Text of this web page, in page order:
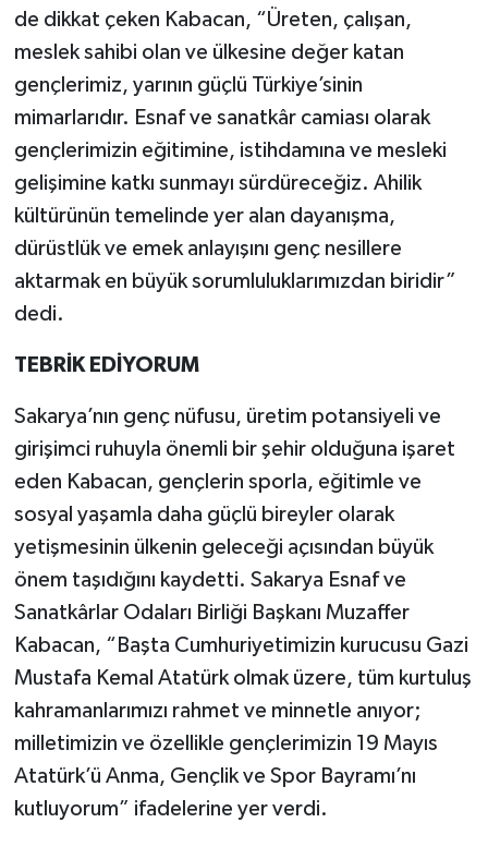
de dikkat çeken Kabacan, “Üreten, çalışan,
meslek sahibi olan ve ülkesine değer katan
gençlerimiz, yarının güçlü Türkiye’sinin
mimarlarıdır. Esnaf ve sanatkâr camiası olarak
gençlerimizin eğitimine, istihdamına ve mesleki
gelişimine katkı sunmayı sürdüreceğiz. Ahilik
kültürünün temelinde yer alan dayanışma,
dürüstlük ve emek anlayışını genç nesillere
aktarmak en büyük sorumluluklarımızdan biridir”
dedi.
TEBRİK EDİYORUM
Sakarya’nın genç nüfusu, üretim potansiyeli ve
girişimci ruhuyla önemli bir şehir olduğuna işaret
eden Kabacan, gençlerin sporla, eğitimle ve
sosyal yaşamla daha güçlü bireyler olarak
yetişmesinin ülkenin geleceği açısından büyük
önem taşıdığını kaydetti. Sakarya Esnaf ve
Sanatkârlar Odaları Birliği Başkanı Muzaffer
Kabacan, “Başta Cumhuriyetimizin kurucusu Gazi
Mustafa Kemal Atatürk olmak üzere, tüm kurtuluş
kahramanlarımızı rahmet ve minnetle anıyor;
milletimizin ve özellikle gençlerimizin 19 Mayıs
Atatürk’ü Anma, Gençlik ve Spor Bayramı’nı
kutluyorum” ifadelerine yer verdi.